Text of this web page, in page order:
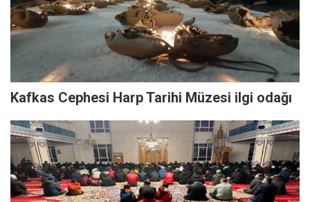
Kafkas Cephesi Harp Tarihi Müzesi ilgi odağı